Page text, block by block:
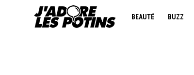
BEAUTÉ BUZZ